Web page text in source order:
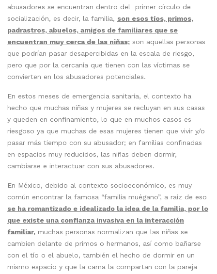
abusadores se encuentran dentro del primer círculo de
socialización, es decir, la familia, son esos tíos, primos,
padrastros, abuelos, amigos de familiares que se
encuentran muy cerca de las niñas; son aquellas personas
que podrían pasar desapercibidas en la escala de riesgo,
pero que por la cercanía que tienen con las víctimas se
convierten en los abusadores potenciales.
En estos meses de emergencia sanitaria, el contexto ha
hecho que muchas niñas y mujeres se recluyan en sus casas
y queden en confinamiento, lo que en muchos casos es
riesgoso ya que muchas de esas mujeres tienen que vivir y/o
pasar más tiempo con su abusador; en familias confinadas
en espacios muy reducidos, las niñas deben dormir,
cambiarse e interactuar con sus abusadores.
En México, debido al contexto socioeconómico, es muy
común encontrar la famosa “familia muégano”, a raíz de eso
se ha romantizado e idealizado la idea de la familia, por lo
que existe una confianza invasiva en la interacción
familiar, muchas personas normalizan que las niñas se
cambien delante de primos o hermanos, así como bañarse
con el tío o el abuelo, también el hecho de dormir en un
mismo espacio y que la cama la compartan con la pareja